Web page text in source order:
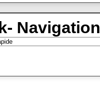
Navigation